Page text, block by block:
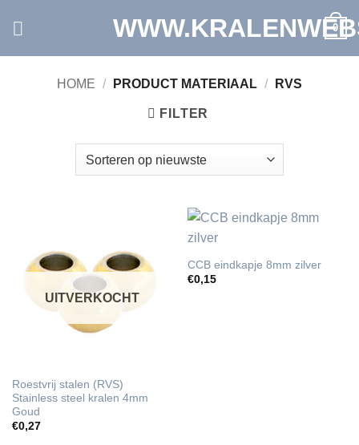
0
HOME / PRODUCT MATERIAAL / RVS
FILTER
UITVERKOCHT
Roestvrij stalen (RVS)
Stainless steel kralen 4mm
Goud
€0,27
CCB eindkapje 8mm zilver
€0,15